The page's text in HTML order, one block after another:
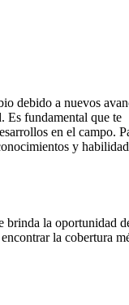
debido a nuevos
Es fundamental que te
en el campo.
y
brinda la oportunidad
la cobertura